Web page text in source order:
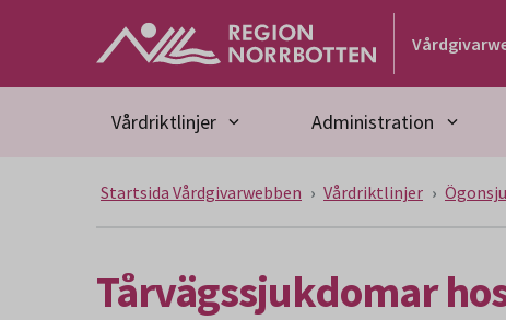
Gå till huvudmeny
Gå till övergripande innehåll
Vårdriktlinjer Administration
Startsida Vårdgivarwebben Vårdriktlinjer
Tårvägssjukdomar